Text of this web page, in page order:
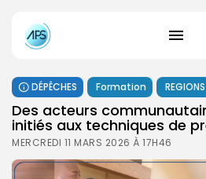
DÉPÊCHES Formation REGIONS
Des acteurs
initiés aux techniques de
MERCREDI 11 MARS 2026 À 17H46